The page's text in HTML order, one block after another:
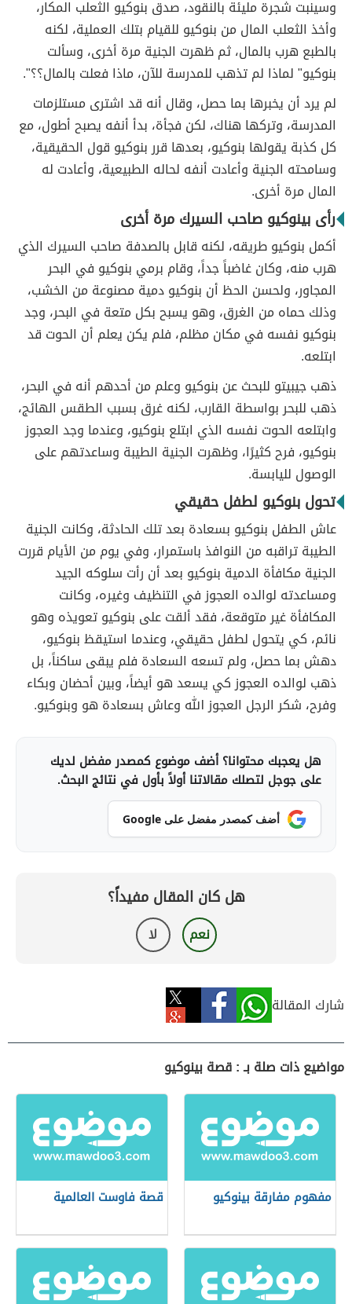
وسينبت شجرة مليئة بالنقود، صدق بنوكيو الثعلب المكار،
وأخذ الثعلب المال من بنوكيو للقيام بتلك العملية، لكنه
بالطبع هرب بالمال، ثم ظهرت الجنية مرة أخرى، وسألت
بنوكيو" لماذا لم تذهب للمدرسة للآن، ماذا فعلت بالمال؟؟".
لم يرد أن يخبرها بما حصل، وقال أنه قد اشترى مستلزمات
المدرسة، وتركها هناك، لكن فجأة، بدأ أنفه يصبح أطول، مع
كل كذبة يقولها بنوكيو، بعدها قرر بنوكيو قول الحقيقية،
وسامحته الجنية وأعادت أنفه لحاله الطبيعية، وأعادت له
المال مرة أخرى.
رأى بينوكيو صاحب السيرك مرة أخرى
أكمل بنوكيو طريقه، لكنه قابل بالصدفة صاحب السيرك الذي
هرب منه، وكان غاضباً جداً، وقام برمي بنوكيو في البحر
المجاور، ولحسن الحظ أن بنوكيو دمية مصنوعة من الخشب،
وذلك حماه من الغرق، وهو يسبح بكل متعة في البحر، وجد
بنوكيو نفسه في مكان مظلم، فلم يكن يعلم أن الحوت قد
ابتلعه.
ذهب جيبيتو للبحث عن بنوكيو وعلم من أحدهم أنه في البحر،
ذهب للبحر بواسطة القارب، لكنه غرق بسبب الطقس الهائج،
وابتلعه الحوت نفسه الذي ابتلع بنوكيو، وعندما وجد العجوز
بنوكيو، فرح كثيرًا، وظهرت الجنية الطيبة وساعدتهم على
الوصول لليابسة.
تحول بنوكيو لطفل حقيقي
عاش الطفل بنوكيو بسعادة بعد تلك الحادثة، وكانت الجنية
الطيبة تراقبه من النوافذ باستمرار، وفي يوم من الأيام قررت
الجنية مكافأة الدمية بنوكيو بعد أن رأت سلوكه الجيد
ومساعدته لوالده العجوز في التنظيف وغيره، وكانت
المكافأة غير متوقعة، فقد ألقت على بنوكيو تعويذه وهو
نائم، كي يتحول لطفل حقيقي، وعندما استيقظ بنوكيو،
دهش بما حصل، ولم تسعه السعادة فلم يبقى ساكناً، بل
ذهب لوالده العجوز كي يسعد هو أيضاً، وبين أحضان وبكاء
وفرح، شكر الرجل العجوز الله وعاش بسعادة هو وبنوكيو.
هل يعجبك محتوانا؟ أضف موضوع كمصدر مفضل لديك
على جوجل لتصلك مقالاتنا أولاً بأول في نتائج البحث.
أضف كمصدر مفضل على Google
هل كان المقال مفيداً؟
نعم لا
شارك المقالة
مواضيع ذات صلة بـ : قصة بينوكيو
مفهوم مفارقة بينوكيو قصة فاوست العالمية